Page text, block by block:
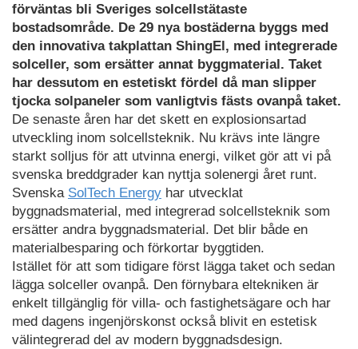
förväntas bli Sveriges solcellstätaste
bostadsområde. De 29 nya bostäderna byggs med
den innovativa takplattan ShingEl, med integrerade
solceller, som ersätter annat byggmaterial. Taket
har dessutom en estetiskt fördel då man slipper
tjocka solpaneler som vanligtvis fästs ovanpå taket.
De senaste åren har det skett en explosionsartad
utveckling inom solcellsteknik. Nu krävs inte längre
starkt solljus för att utvinna energi, vilket gör att vi på
svenska breddgrader kan nyttja solenergi året runt.
Svenska SolTech Energy har utvecklat
byggnadsmaterial, med integrerad solcellsteknik som
ersätter andra byggnadsmaterial. Det blir både en
materialbesparing och förkortar byggtiden.
Istället för att som tidigare först lägga taket och sedan
lägga solceller ovanpå. Den förnybara eltekniken är
enkelt tillgänglig för villa- och fastighetsägare och har
med dagens ingenjörskonst också blivit en estetisk
välintegrerad del av modern byggnadsdesign.